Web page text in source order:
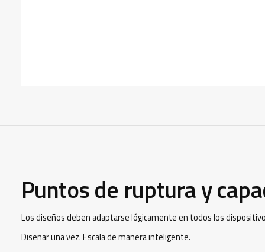
Puntos de ruptura y
Los diseños deben adaptarse lógicamente en todos los
Diseñar una vez. Escala de manera inteligente.